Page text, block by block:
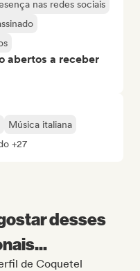
nas redes sociais
abertos a receber
Música italiana
+27
desses
de Coquetel